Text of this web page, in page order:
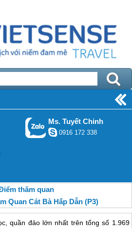
Ms. Tuyết Chinh
0916 172 338
thăm quan
Quan Cát Bà Hấp Dẫn (P3)
quần đảo lớn nhất trên tổng số 1.969